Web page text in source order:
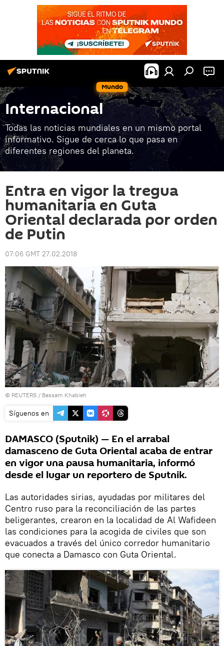
Mundo
Internacional
Todas las noticias mundiales en un mismo portal
informativo. Sigue de cerca lo que pasa en
diferentes regiones del planeta.
Entra en vigor la tregua
humanitaria en Guta
Oriental declarada por orden
de Putin
07:06 GMT 27.02.2018
© REUTERS / Bassam Khabieh
Síguenos en
DAMASCO (Sputnik) — En el arrabal
damasceno de Guta Oriental acaba de entrar
en vigor una pausa humanitaria, informó
desde el lugar un reportero de Sputnik.
Las autoridades sirias, ayudadas por militares del
Centro ruso para la reconciliación de las partes
beligerantes, crearon en la localidad de Al Wafideen
las condiciones para la acogida de civiles que son
evacuados a través del único corredor humanitario
que conecta a Damasco con Guta Oriental.